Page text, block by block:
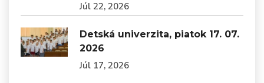
Júl 22, 2026
Detská univerzita, piatok 17. 07.
2026
Júl 17, 2026